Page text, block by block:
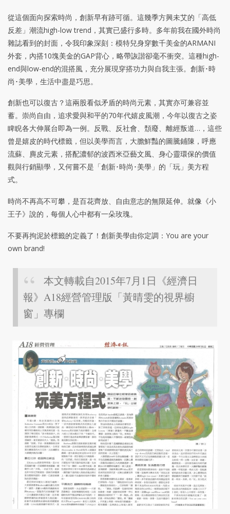
從這個面向探索時尚，創新早有跡可循。這幾季方興未艾的「高低
反差」潮流high-low trend，其實已盛行多時。多年前我在國外時尚
雜誌看到的封面，令我印象深刻：模特兒身穿數千美金的ARMANI
外套，內搭10塊美金的GAP背心，略帶詼諧卻毫不衝突。這種high-
end與low-end的混搭風，充分展現穿搭功力與自我主張。創新･時
尚･美學，生活中盡是巧思。
創新也可以復古？這兩股看似矛盾的時尚元素，其實亦可兼容並
蓄。崇尚自由，追求愛與和平的70年代嬉皮風潮，今年以復古之姿
睥睨各大伸展台即為一例。反戰、反社會、頹廢、離經叛道…，這些
曾是嬉皮的時代標籤，但以美學而言，大膽鮮豔的圖騰鋪陳，呼應
流蘇、麂皮元素，搭配濃郁的波西米亞藝文風、身心靈環保的價值
觀與行銷顯學，又何嘗不是「創新･時尚･美學」的「玩」美方程
式。
時尚不再高不可攀，是百花齊放、自由意志的無限延伸。就像《小
王子》說的，每個人心中都有一朵玫瑰。
不要再拘泥於標籤的定義了！創新美學由你定調：You are your
own brand!
本文轉載自2015年7月1日《經濟日
報》A18經營管理版「黃晴雯的視界櫥
窗」專欄